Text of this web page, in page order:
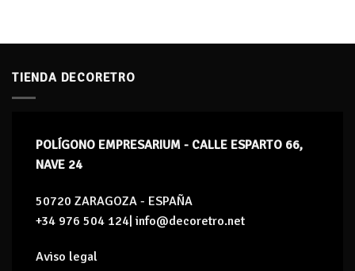
TIENDA DECORETRO
POLÍGONO EMPRESARIUM - CALLE ESPARTO 66,
NAVE 24
50720 ZARAGOZA - ESPAÑA
+34 976 504 124| info@decoretro.net
Aviso legal